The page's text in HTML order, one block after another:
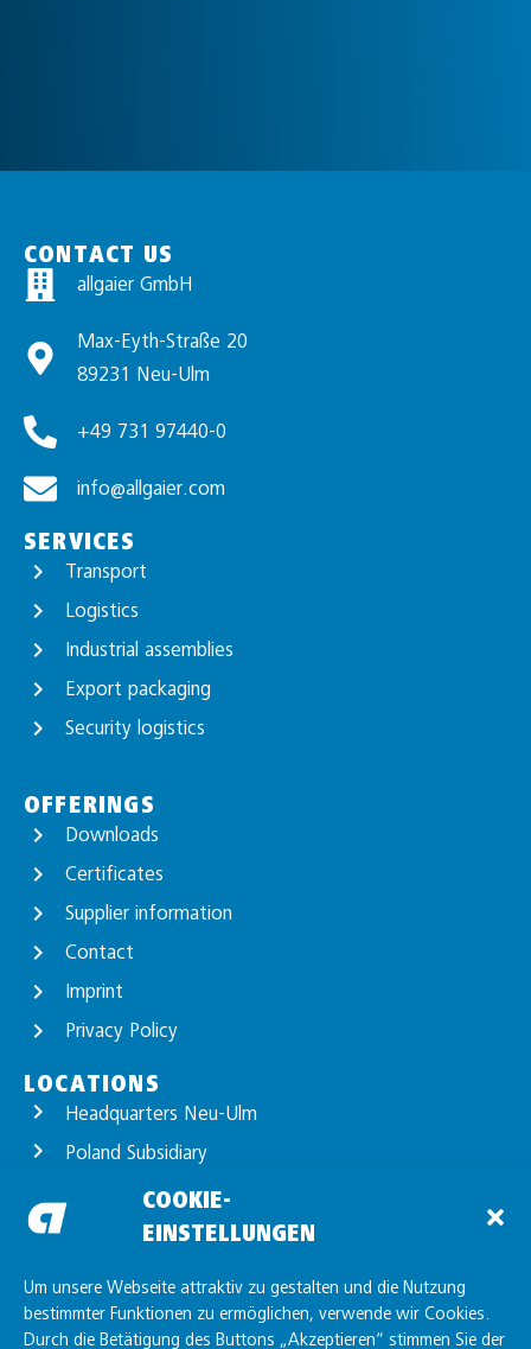
COOKIE-
EINSTELLUNGEN
Um unsere Webseite attraktiv zu gestalten und die Nutzung
bestimmter Funktionen zu ermöglichen, verwende wir Cookies.
Durch die Betätigung des Buttons „Akzeptieren“ stimmen Sie der
CONTACT US
allgaier GmbH
Max-Eyth-Straße 20
89231 Neu-Ulm
+49 731 97440-0
info@allgaier.com
SERVICES
Transport
Logistics
Industrial assemblies
Export packaging
Security logistics
OFFERINGS
Downloads
Certificates
Supplier information
Contact
Imprint
Privacy Policy
LOCATIONS
Headquarters Neu-Ulm
Poland Subsidiary
Location Günzburg
Location Unterelchingen